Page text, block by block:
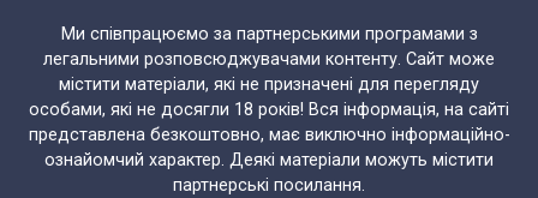
Ми співпрацюємо за партнерськими програмами з
легальними розповсюджувачами контенту. Сайт може
містити матеріали, які не призначені для перегляду
особами, які не досягли 18 років! Вся інформація, на сайті
представлена безкоштовно, має виключно інформаційно-
ознайомчий характер. Деякі матеріали можуть містити
партнерські посилання.